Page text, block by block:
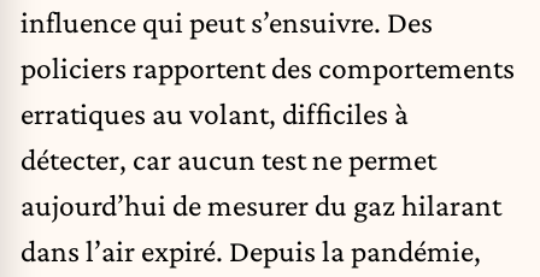
influence qui peut s’ensuivre. Des
policiers rapportent des comportements
erratiques au volant, difficiles à
détecter, car aucun test ne permet
aujourd’hui de mesurer du gaz hilarant
dans l’air expiré. Depuis la pandémie,